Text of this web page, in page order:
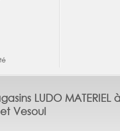
LUDO MATERIEL
Vesoul